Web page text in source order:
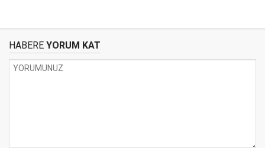
HABERE YORUM KAT